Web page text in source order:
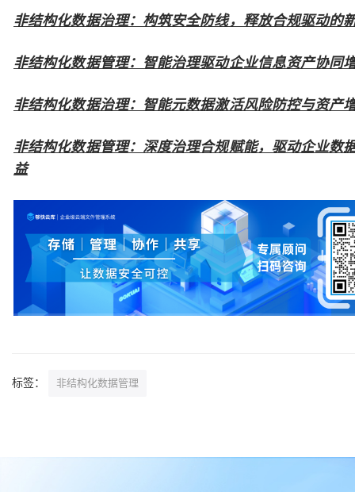
非结构化数据治理：构筑安全防线，释放合规驱动的
非结构化数据管理：智能治理驱动企业信息资产协同
非结构化数据治理：智能元数据激活风险防控与资产
非结构化数据管理：深度治理合规赋能，驱动企业数
益
标签： 非结构化数据管理